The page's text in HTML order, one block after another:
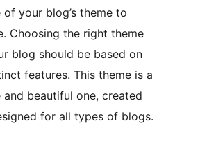
of your blog’s theme to
Choosing the right theme
blog should be based on
features. This theme is a
and beautiful one, created
for all types of blogs.